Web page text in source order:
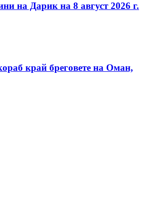
на Дарик на 8 август 2026 г.
край бреговете на Оман,